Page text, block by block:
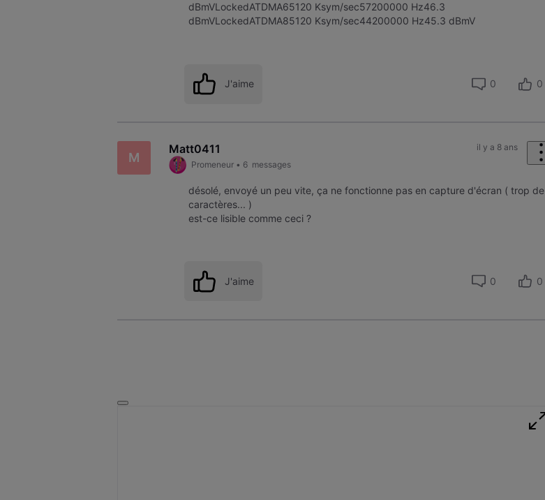
dBmVLockedATDMA65120 Ksym/sec57200000 Hz46.3
dBmVLockedATDMA85120 Ksym/sec44200000 Hz45.3 dBmV
J'aime 0 0
M
Matt0411
Promeneur• 6 messages
il y a 8 ans
désolé, envoyé un peu vite, ça ne fonctionne pas en capture d'écran ( trop de
caractères... )
est-ce lisible comme ceci ?
J'aime 0 0